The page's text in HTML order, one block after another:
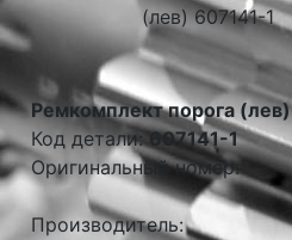
Ремкомплект порога (лев)
Код детали: 607141-1
Оригинальный номер:
Производитель: